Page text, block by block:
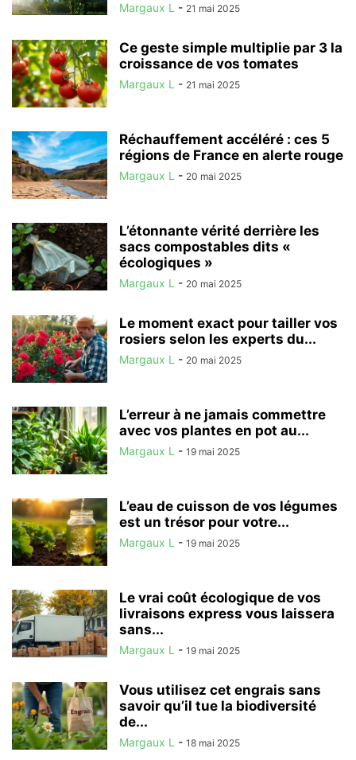
Margaux L - 21 mai 2025
Ce geste simple multiplie par 3 la
croissance de vos tomates
Margaux L - 21 mai 2025
Réchauffement accéléré : ces 5
régions de France en alerte rouge
Margaux L - 20 mai 2025
L’étonnante vérité derrière les
sacs compostables dits «
écologiques »
Margaux L - 20 mai 2025
Le moment exact pour tailler vos
rosiers selon les experts du...
Margaux L - 20 mai 2025
L’erreur à ne jamais commettre
avec vos plantes en pot au...
Margaux L - 19 mai 2025
L’eau de cuisson de vos légumes
est un trésor pour votre...
Margaux L - 19 mai 2025
Le vrai coût écologique de vos
livraisons express vous laissera
sans...
Margaux L - 19 mai 2025
Vous utilisez cet engrais sans
savoir qu’il tue la biodiversité
de...
Margaux L - 18 mai 2025